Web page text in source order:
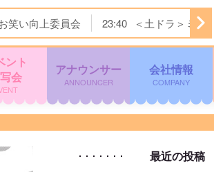
笑い向上委員会 23:40 ＜土ドラ＞ミ
ント
会
アナウンサー
ANNOUNCER
会社情報
COMPANY
最近の投稿